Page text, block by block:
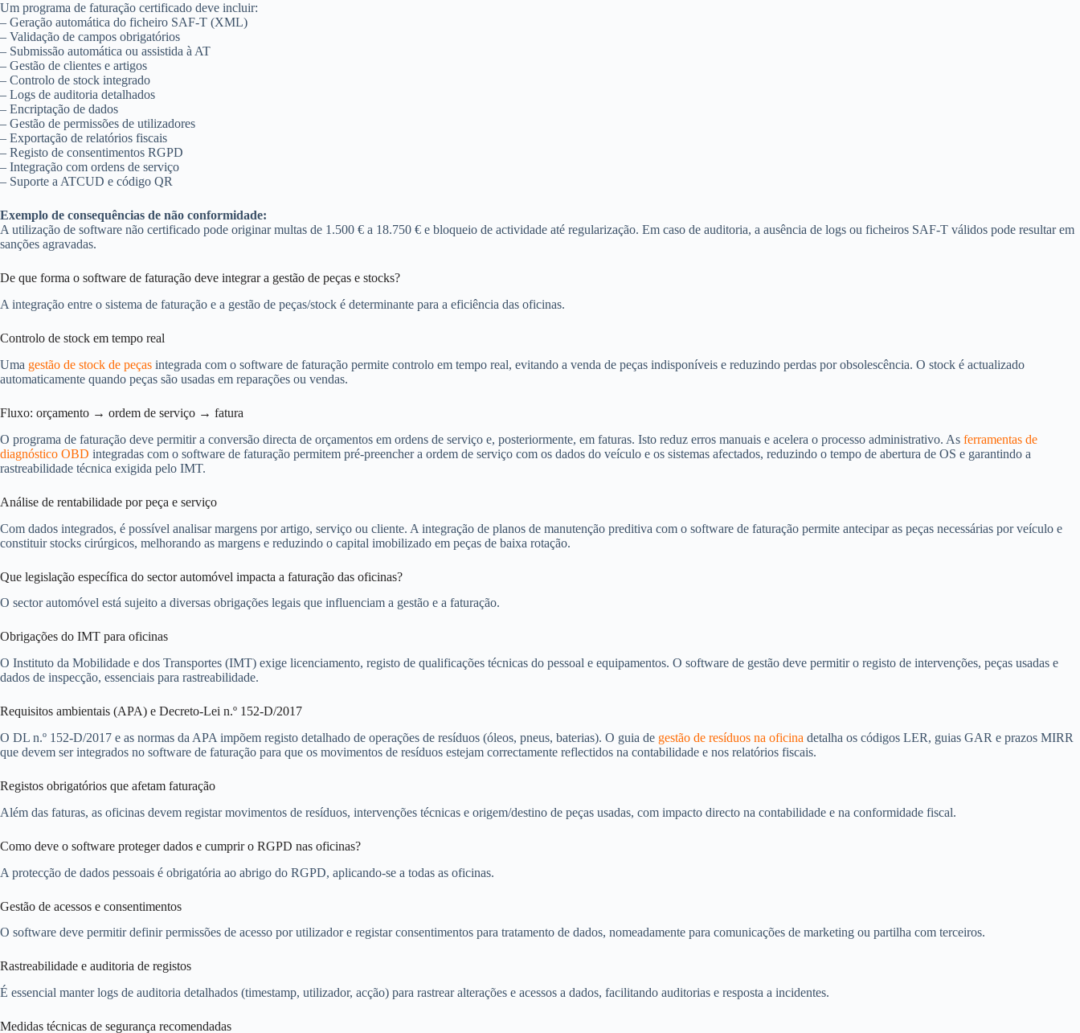
Um programa de faturação certificado deve incluir:
– Geração automática do ficheiro SAF-T (XML)
– Validação de campos obrigatórios
– Submissão automática ou assistida à AT
– Gestão de clientes e artigos
– Controlo de stock integrado
– Logs de auditoria detalhados
– Encriptação de dados
– Gestão de permissões de utilizadores
– Exportação de relatórios fiscais
– Registo de consentimentos RGPD
– Integração com ordens de serviço
– Suporte a ATCUD e código QR
Exemplo de consequências de não conformidade:
A utilização de software não certificado pode originar multas de 1.500 € a 18.750 € e bloqueio de actividade até regularização. Em caso de auditoria, a ausência de logs ou ficheiros SAF-T válidos pode resultar em
sanções agravadas.
De que forma o software de faturação deve integrar a gestão de peças e stocks?
A integração entre o sistema de faturação e a gestão de peças/stock é determinante para a eficiência das oficinas.
Controlo de stock em tempo real
Uma gestão de stock de peças integrada com o software de faturação permite controlo em tempo real, evitando a venda de peças indisponíveis e reduzindo perdas por obsolescência. O stock é actualizado
automaticamente quando peças são usadas em reparações ou vendas.
Fluxo: orçamento → ordem de serviço → fatura
O programa de faturação deve permitir a conversão directa de orçamentos em ordens de serviço e, posteriormente, em faturas. Isto reduz erros manuais e acelera o processo administrativo. As ferramentas de
diagnóstico OBD integradas com o software de faturação permitem pré-preencher a ordem de serviço com os dados do veículo e os sistemas afectados, reduzindo o tempo de abertura de OS e garantindo a
rastreabilidade técnica exigida pelo IMT.
Análise de rentabilidade por peça e serviço
Com dados integrados, é possível analisar margens por artigo, serviço ou cliente. A integração de planos de manutenção preditiva com o software de faturação permite antecipar as peças necessárias por veículo e
constituir stocks cirúrgicos, melhorando as margens e reduzindo o capital imobilizado em peças de baixa rotação.
Que legislação específica do sector automóvel impacta a faturação das oficinas?
O sector automóvel está sujeito a diversas obrigações legais que influenciam a gestão e a faturação.
Obrigações do IMT para oficinas
O Instituto da Mobilidade e dos Transportes (IMT) exige licenciamento, registo de qualificações técnicas do pessoal e equipamentos. O software de gestão deve permitir o registo de intervenções, peças usadas e
dados de inspecção, essenciais para rastreabilidade.
Requisitos ambientais (APA) e Decreto‑Lei n.º 152‑D/2017
O DL n.º 152-D/2017 e as normas da APA impõem registo detalhado de operações de resíduos (óleos, pneus, baterias). O guia de gestão de resíduos na oficina detalha os códigos LER, guias GAR e prazos MIRR
que devem ser integrados no software de faturação para que os movimentos de resíduos estejam correctamente reflectidos na contabilidade e nos relatórios fiscais.
Registos obrigatórios que afetam faturação
Além das faturas, as oficinas devem registar movimentos de resíduos, intervenções técnicas e origem/destino de peças usadas, com impacto directo na contabilidade e na conformidade fiscal.
Como deve o software proteger dados e cumprir o RGPD nas oficinas?
A protecção de dados pessoais é obrigatória ao abrigo do RGPD, aplicando-se a todas as oficinas.
Gestão de acessos e consentimentos
O software deve permitir definir permissões de acesso por utilizador e registar consentimentos para tratamento de dados, nomeadamente para comunicações de marketing ou partilha com terceiros.
Rastreabilidade e auditoria de registos
É essencial manter logs de auditoria detalhados (timestamp, utilizador, acção) para rastrear alterações e acessos a dados, facilitando auditorias e resposta a incidentes.
Medidas técnicas de segurança recomendadas